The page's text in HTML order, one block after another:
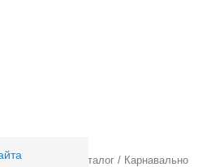
/ Оптовый каталог / Карнавально